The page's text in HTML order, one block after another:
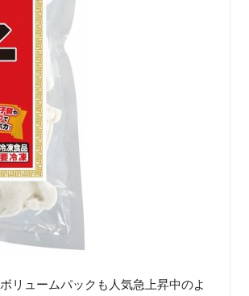
リュームパックも人気急上昇中のよ